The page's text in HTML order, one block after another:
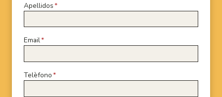
Apellidos*
Email*
Telèfono*